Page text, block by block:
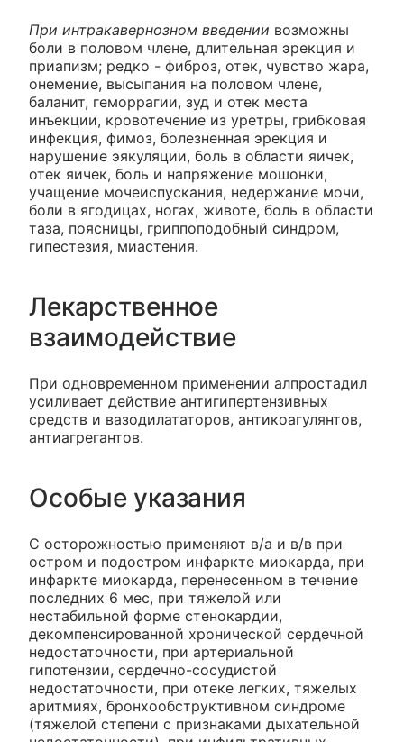
При интракавернозном введении возможны
боли в половом члене, длительная эрекция и
приапизм; редко - фиброз, отек, чувство жара,
онемение, высыпания на половом члене,
баланит, геморрагии, зуд и отек места
инъекции, кровотечение из уретры, грибковая
инфекция, фимоз, болезненная эрекция и
нарушение эякуляции, боль в области яичек,
отек яичек, боль и напряжение мошонки,
учащение мочеиспускания, недержание мочи,
боли в ягодицах, ногах, животе, боль в области
таза, поясницы, гриппоподобный синдром,
гипестезия, миастения.
Лекарственное
взаимодействие
При одновременном применении алпростадил
усиливает действие антигипертензивных
средств и вазодилататоров, антикоагулянтов,
антиагрегантов.
Особые указания
C осторожностью применяют в/а и в/в при
остром и подостром инфаркте миокарда, при
инфаркте миокарда, перенесенном в течение
последних 6 мес, при тяжелой или
нестабильной форме стенокардии,
декомпенсированной хронической сердечной
недостаточности, при артериальной
гипотензии, сердечно-сосудистой
недостаточности, при отеке легких, тяжелых
аритмиях, бронхообструктивном синдроме
(тяжелой степени с признаками дыхательной